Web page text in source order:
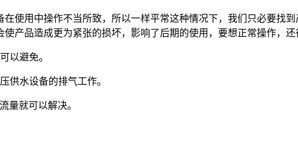
使用中操作不当所致，所以一样平常这种情况下，我们只必要找
产品造成更为紧张的损坏，影响了后期的使用，要想正常操作，还
以避免。
供水设备的排气工作。
量就可以解决。